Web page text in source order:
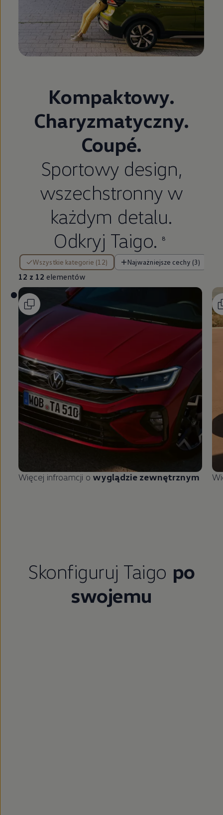
Kompaktowy.
Charyzmatyczny.
Coupé.
Sportowy design,
wszechstronny w
każdym detalu.
Odkryj Taigo.
8
Wszystkie kategorie (12) Najważniejsze cechy (3)
12 z 12 elementów
12 z 12 elementów
Więcej infroamcji o wyglądzie zewnętrznym
Skonfiguruj Taigo po
swojemu